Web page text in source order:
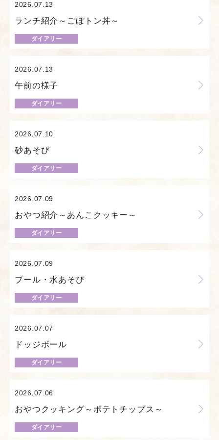
2026.07.13
ランチ紹介～ごぼトン丼～
ダイアリー
2026.07.13
午前の様子
ダイアリー
2026.07.10
砂あそび
ダイアリー
2026.07.09
おやつ紹介～あんこクッキー～
ダイアリー
2026.07.09
プール・水あそび
ダイアリー
2026.07.07
ドッジボール
ダイアリー
2026.07.06
おやつクッキング～ポテトチップス～
ダイアリー